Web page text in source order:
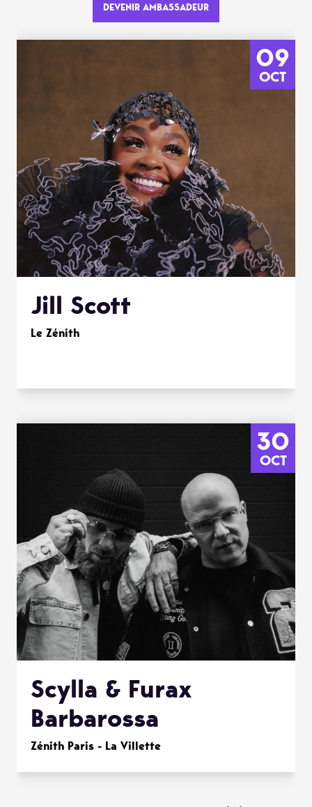
DEVENIR AMBASSADEUR
09
OCT
Jill Scott
Le Zénith
30
OCT
Scylla & Furax
Barbarossa
Zénith Paris - La Villette